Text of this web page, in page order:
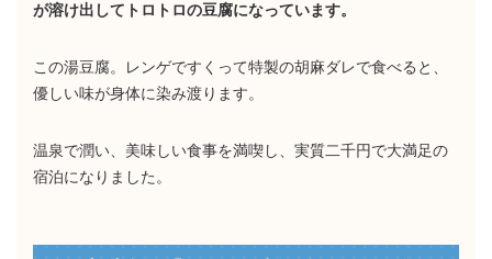
が溶け出してトロトロの豆腐になっています。
この湯豆腐。レンゲですくって特製の胡麻ダレで食べると、
優しい味が身体に染み渡ります。
温泉で潤い、美味しい食事を満喫し、実質二千円で大満足の
宿泊になりました。